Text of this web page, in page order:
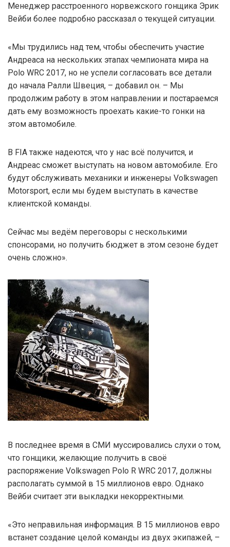
Менеджер расстроенного норвежского гонщика Эрик
Вейби более подробно рассказал о текущей ситуации.
«Мы трудились над тем, чтобы обеспечить участие
Андреаса на нескольких этапах чемпионата мира на
Polo WRC 2017, но не успели согласовать все детали
до начала Ралли Швеция, – добавил он. – Мы
продолжим работу в этом направлении и постараемся
дать ему возможность проехать какие-то гонки на
этом автомобиле.
В FIA также надеются, что у нас всё получится, и
Андреас сможет выступать на новом автомобиле. Его
будут обслуживать механики и инженеры Volkswagen
Motorsport, если мы будем выступать в качестве
клиентской команды.
Сейчас мы ведём переговоры с несколькими
спонсорами, но получить бюджет в этом сезоне будет
очень сложно».
В последнее время в СМИ муссировались слухи о том,
что гонщики, желающие получить в своё
распоряжение Volkswagen Polo R WRC 2017, должны
располагать суммой в 15 миллионов евро. Однако
Вейби считает эти выкладки некорректными.
«Это неправильная информация. В 15 миллионов евро
встанет создание целой команды из двух экипажей, –